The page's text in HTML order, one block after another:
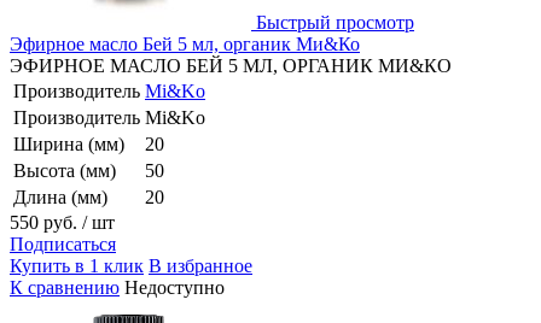
Быстрый просмотр
Эфирное масло Бей 5 мл, органик Ми&Ко
ЭФИРНОЕ МАСЛО БЕЙ 5 МЛ, ОРГАНИК МИ&КО
Производитель Mi&Ko
Производитель Mi&Ko
Ширина (мм)
20
Высота (мм)
50
Длина (мм)
20
550 руб. / шт
Подписаться
Купить в 1 клик В избранное
К сравнению Недоступно